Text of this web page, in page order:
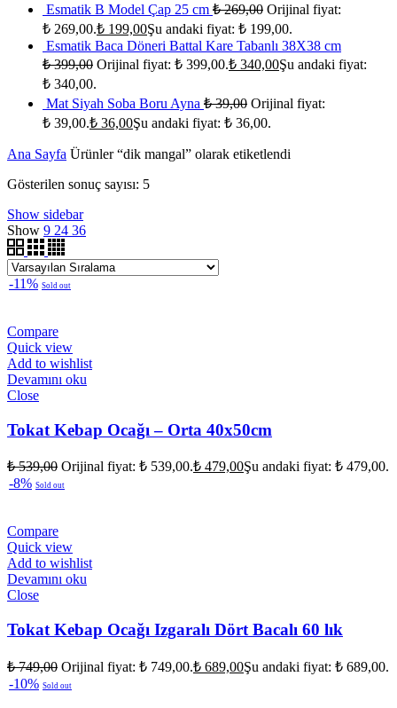
Esmatik B Model Çap 25 cm ₺269,00 Orijinal fiyat:
₺ 269,00.₺ 199,00Şu andaki fiyat: ₺ 199,00.
Esmatik Baca Döneri Battal Kare Tabanlı 38X38 cm
₺399,00 Orijinal fiyat: ₺ 399,00.₺ 340,00Şu andaki fiyat:
₺ 340,00.
Mat Siyah Soba Boru Ayna ₺39,00 Orijinal fiyat:
₺ 39,00.₺ 36,00Şu andaki fiyat: ₺ 36,00.
Ana Sayfa Ürünler “dik mangal” olarak etiketlendi
Gösterilen sonuç sayısı: 5
Show sidebar
Show 9 24 36
-11% Sold out
Compare
Quick view
Add to wishlist
Devamını oku
Close
Tokat Kebap Ocağı – Orta 40x50cm
₺539,00 Orijinal fiyat: ₺ 539,00.₺ 479,00Şu andaki fiyat: ₺ 479,00.
-8% Sold out
Compare
Quick view
Add to wishlist
Devamını oku
Close
Tokat Kebap Ocağı Izgaralı Dört Bacalı 60 lık
₺749,00 Orijinal fiyat: ₺ 749,00.₺ 689,00Şu andaki fiyat: ₺ 689,00.
-10% Sold out